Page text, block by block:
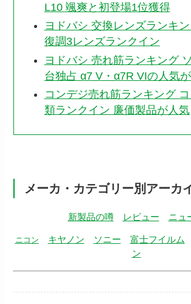
L10 颯爽と初登場1位獲得
ヨドバシ 交換レンズランキ
復調3レンズランクイン
ヨドバシ 売れ筋ランキング
台独占 α7 V・α7R VIの人気
コンデジ売れ筋ランキング
類ランクイン 廉価製品が人気
メーカ・カテゴリー別アーカ
新製品の噂 レビュー ニュ
ニコン キヤノン ソニー 富士フイルム
ン